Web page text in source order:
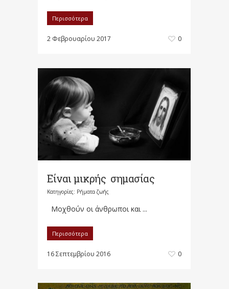
Περισσότερα
2 Φεβρουαρίου 2017 0
Είναι μικρής σημασίας
Κατηγορίες: Ρήματα ζωής
Μοχθούν οι άνθρωποι και ...
Περισσότερα
16 Σεπτεμβρίου 2016 0